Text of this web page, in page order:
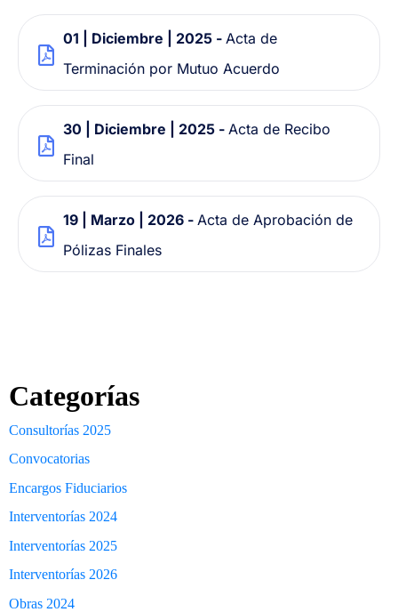
Categorías
Consultorías 2025
Convocatorias
Encargos Fiduciarios
Interventorías 2024
Interventorías 2025
Interventorías 2026
Obras 2024
01 | Diciembre | 2025 - Acta de
Terminación por Mutuo Acuerdo
30 | Diciembre | 2025 - Acta de Recibo
Final
19 | Marzo | 2026 - Acta de Aprobación de
Pólizas Finales